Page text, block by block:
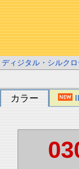
ディジタル・シルクロ
カラー